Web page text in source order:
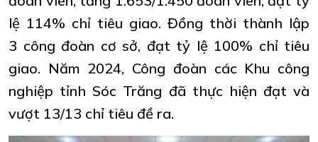
lệ 114% chỉ tiêu giao. Đồng thời thành lập
3 công đoàn cơ sở, đạt tỷ lệ 100% chỉ tiêu
giao. Năm 2024, Công đoàn các Khu công
nghiệp tỉnh Sóc Trăng đã thực hiện đạt và
vượt 13/13 chỉ tiêu đề ra.